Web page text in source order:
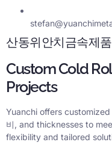
산동위안치금속제
Custom Cold
Projects
Yuanchi offers
비, and thicknesses to
flexibility and tailored